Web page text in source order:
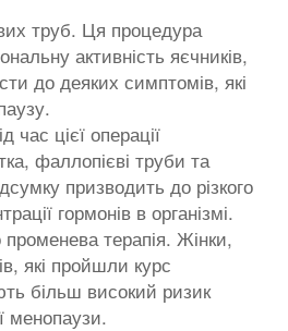
труб. Ця процедура
активність яєчників,
до деяких симптомів, які
час цієї операції
фаллопієві труби та
призводить до різкого
гормонів в організмі.
променева терапія. Жінки,
які пройшли курс
більш високий ризик
менопаузи.